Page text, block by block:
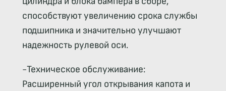
способствуют увеличению срока службы
подшипника и значительно улучшают
надежность рулевой оси.
-Техническое обслуживание:
Расширенный угол открывания капота и